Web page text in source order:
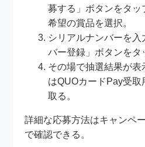
募する」ボタンをタ
希望の賞品を選択。
シリアルナンバーを
バー登録」ボタンをタ
その場で抽選結果が
はQUOカードPay受
取る。
詳細な応募方法はキャンペ
で確認できる。